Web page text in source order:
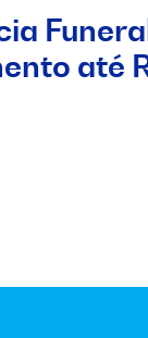
até